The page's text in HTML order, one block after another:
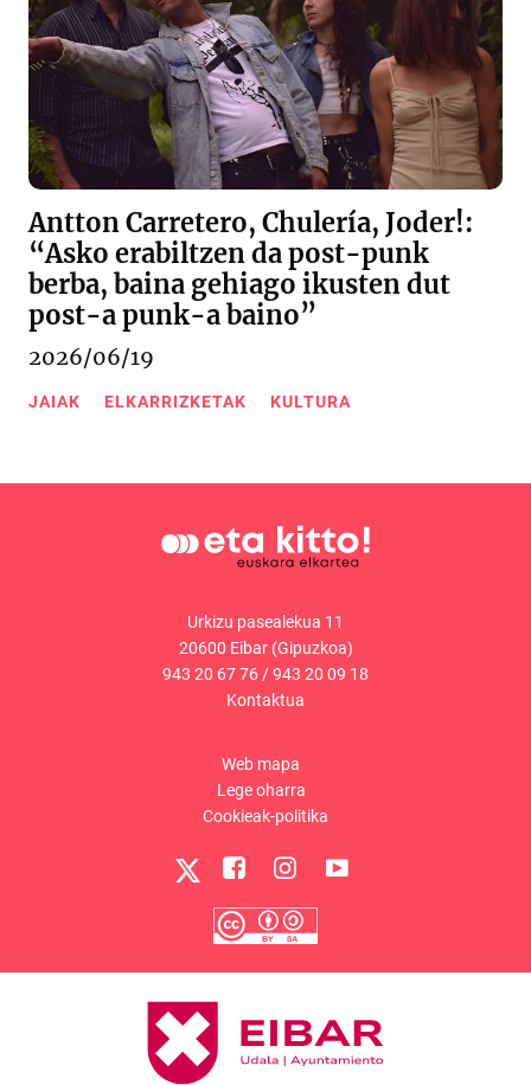
Antton Carretero, Chulería, Joder!:
“Asko erabiltzen da post-punk
berba, baina gehiago ikusten dut
post-a punk-a baino”
2026/06/19
JAIAK ELKARRIZKETAK KULTURA
Urkizu pasealekua 11
20600 Eibar (Gipuzkoa)
943 20 67 76/943 20 09 18
Kontaktua
Web mapa
Lege oharra
Cookieak-politika